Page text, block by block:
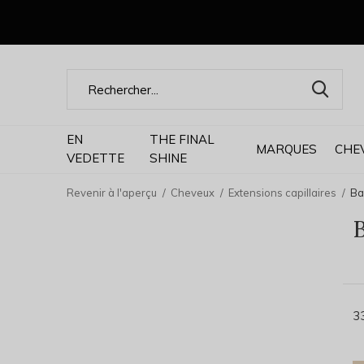
EN
VEDETTE
THE FINAL
SHINE
MARQUES
Revenir à l'aperçu Cheveux Extensions capillaires